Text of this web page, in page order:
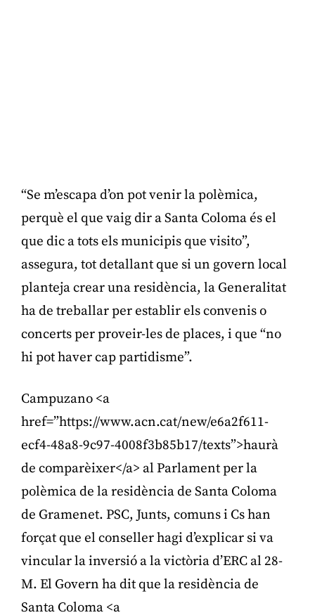
“Se m’escapa d’on pot venir la polèmica,
perquè el que vaig dir a Santa Coloma és el
que dic a tots els municipis que visito”,
assegura, tot detallant que si un govern local
planteja crear una residència, la Generalitat
ha de treballar per establir els convenis o
concerts per proveir-les de places, i que “no
hi pot haver cap partidisme”.
Campuzano <a
href=”https://www.acn.cat/new/e6a2f611-
ecf4-48a8-9c97-4008f3b85b17/texts”>haurà
de comparèixer</a> al Parlament per la
polèmica de la residència de Santa Coloma
de Gramenet. PSC, Junts, comuns i Cs han
forçat que el conseller hagi d’explicar si va
vincular la inversió a la victòria d’ERC al 28-
M. El Govern ha dit que la residència de
Santa Coloma <a